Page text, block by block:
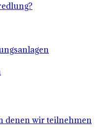
denen wir teilnehmen